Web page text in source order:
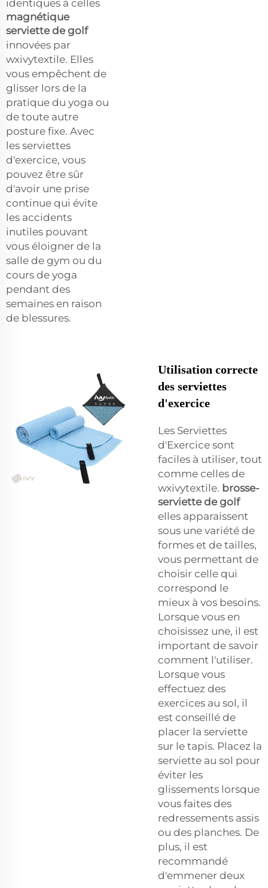
identiques à celles
magnétique
serviette de golf
innovées par
wxivytextile. Elles
vous empêchent de
glisser lors de la
pratique du yoga ou
de toute autre
posture fixe. Avec
les serviettes
d'exercice, vous
pouvez être sûr
d'avoir une prise
continue qui évite
les accidents
inutiles pouvant
vous éloigner de la
salle de gym ou du
cours de yoga
pendant des
semaines en raison
de blessures.
Utilisation correcte
des serviettes
d'exercice
Les Serviettes
d'Exercice sont
faciles à utiliser, tout
comme celles de
wxivytextile. brosse-
serviette de golf
elles apparaissent
sous une variété de
formes et de tailles,
vous permettant de
choisir celle qui
correspond le
mieux à vos besoins.
Lorsque vous en
choisissez une, il est
important de savoir
comment l'utiliser.
Lorsque vous
effectuez des
exercices au sol, il
est conseillé de
placer la serviette
sur le tapis. Placez la
serviette au sol pour
éviter les
glissements lorsque
vous faites des
redressements assis
ou des planches. De
plus, il est
recommandé
d'emmener deux